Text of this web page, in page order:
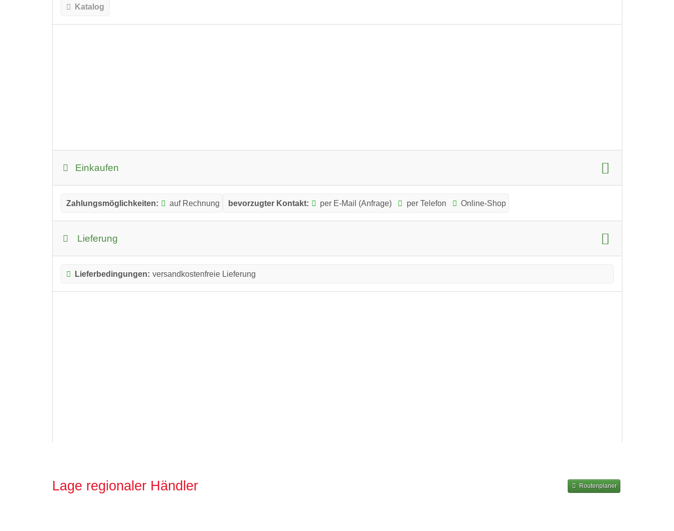
Katalog
Einkaufen
Zahlungsmöglichkeiten: auf Rechnung bevorzugter Kontakt: per E-Mail (Anfrage) per Telefon Online-Shop
Lieferung
Lieferbedingungen: versandkostenfreie Lieferung
Lage regionaler Händler Routenplaner